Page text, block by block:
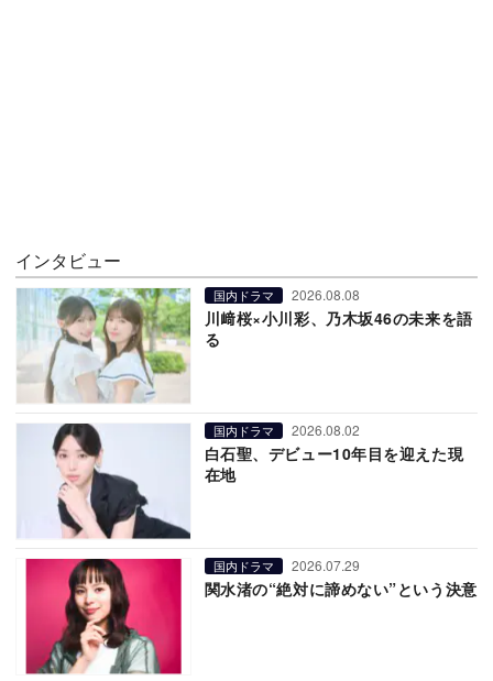
インタビュー
国内ドラマ 2026.08.08
川﨑桜×小川彩、乃木坂46の未来を語
る
国内ドラマ 2026.08.02
白石聖、デビュー10年目を迎えた現
在地
国内ドラマ 2026.07.29
関水渚の“絶対に諦めない”という決意